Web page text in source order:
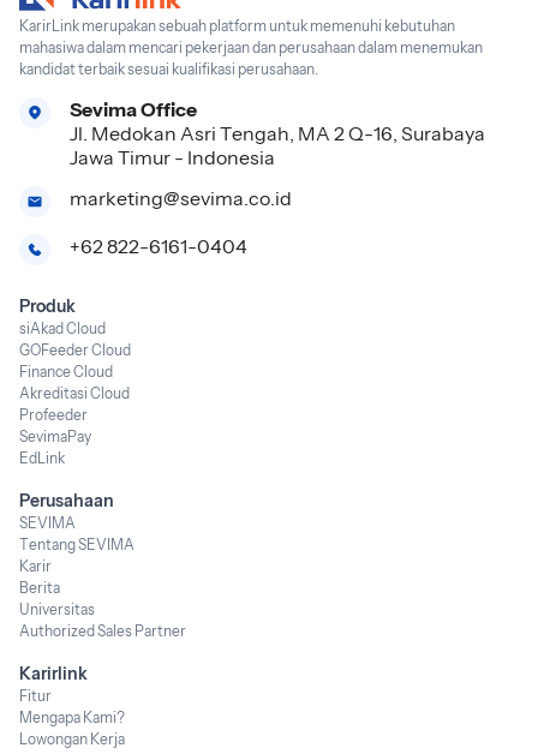
KarirLink merupakan sebuah platform untuk memenuhi kebutuhan
mahasiwa dalam mencari pekerjaan dan perusahaan dalam menemukan
kandidat terbaik sesuai kualifikasi perusahaan.
Sevima Office
Jl. Medokan Asri Tengah, MA 2 Q-16, Surabaya
Jawa Timur - Indonesia
marketing@sevima.co.id
+62 822-6161-0404
Produk
siAkad Cloud
GOFeeder Cloud
Finance Cloud
Akreditasi Cloud
Profeeder
SevimaPay
EdLink
Perusahaan
SEVIMA
Tentang SEVIMA
Karir
Berita
Universitas
Authorized Sales Partner
Karirlink
Fitur
Mengapa Kami?
Lowongan Kerja